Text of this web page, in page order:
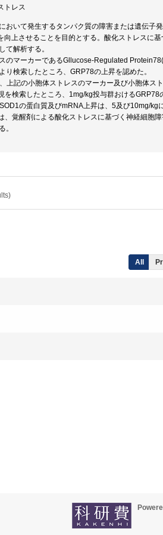
トレス
いて発生するタンパク質の障害または遺伝子
上させることを目的とする。酸化ストレスに
て解析する。
のマーカーであるGllucose-Regulated
検索したところ、GRP78の上昇を認めた。
上記の小胞体ストレスのマーカー及び小胞体ス
検索したところ、1mg/kg投与群おけるGRP78
の蛋白質及びmRNA上昇は、5及び10mg/kg
覚醒剤による酸化ストレスに基づく神経細胞
。
All